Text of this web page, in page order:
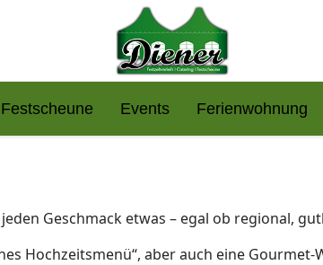
Festscheune Events Ferienwohnung
Geschmack etwas – egal ob regional,
Hochzeitsmenü“, aber auch eine